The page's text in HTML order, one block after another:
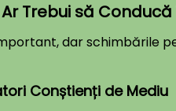
Trebui să
dar schimbările
Conștienți de Mediu